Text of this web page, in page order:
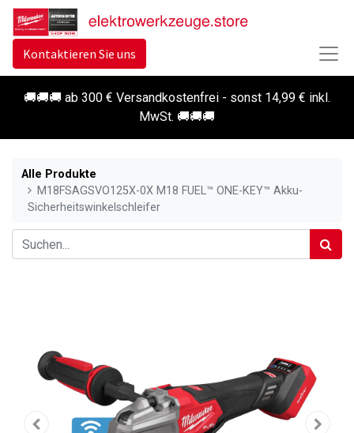
Kontaktieren Sie uns
🚚🚚🚚 ab 300 € Versandkostenfrei - sonst 14,99 € inkl.
MwSt. 🚚🚚🚚
Alle Produkte
M18FSAGSVO125X-0X M18 FUEL™ ONE-KEY™ Akku-
Sicherheitswinkelschleifer